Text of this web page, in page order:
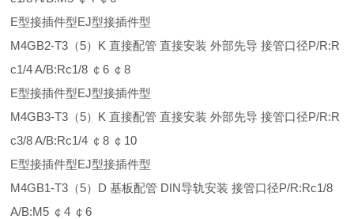
E型接插件型EJ型接插件型
M4GB2-T3（5）K 直接配管 直接安装 外部先导 接管口径P/R:R
c1/4 A/B:Rc1/8 ￠6 ￠8
E型接插件型EJ型接插件型
M4GB3-T3（5）K 直接配管 直接安装 外部先导 接管口径P/R:R
c3/8 A/B:Rc1/4 ￠8 ￠10
E型接插件型EJ型接插件型
M4GB1-T3（5）D 基板配管 DIN导轨安装 接管口径P/R:Rc1/8
A/B:M5 ￠4 ￠6